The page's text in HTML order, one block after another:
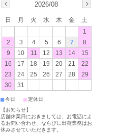
2026/08
日 月 火 水 木 金
土
1
2
3 4 5 6 7
8
9
10 11 12 13 14
15
16
17 18 19 20 21
22
23
24 25 26 27 28
29
30
31
■今日 ■定休日
【お知らせ】
店舗休業日におきましては、お電話によ
るお問い合わせ、ならびに出荷業務はお
休みさせていただきます。